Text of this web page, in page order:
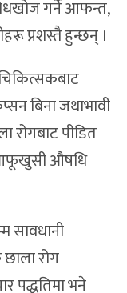
गर्ने आफन्त,
प्रशस्तै हुन्छन् ।
बिना जथाभावी
रोगबाट पीडित
औषधि
सावधानी
रोग
पद्धतिमा भने